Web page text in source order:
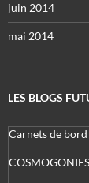
juin 2014
mai 2014
LES BLOGS
Carnets de bord